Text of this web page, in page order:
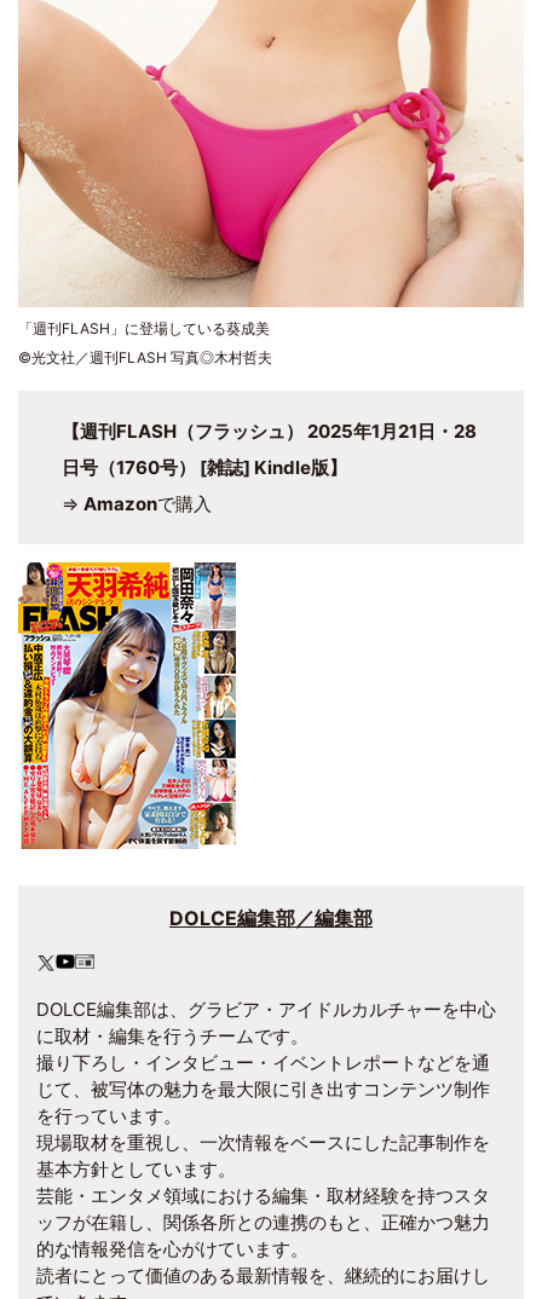
「週刊FLASH」に登場している葵成美
©光文社／週刊FLASH 写真◎木村哲夫
【週刊FLASH（フラッシュ） 2025年1月21日・28
日号（1760号） [雑誌] Kindle版】
⇒ Amazonで購入
DOLCE編集部／編集部
DOLCE編集部は、グラビア・アイドルカルチャーを中心
に取材・編集を行うチームです。
撮り下ろし・インタビュー・イベントレポートなどを通
じて、被写体の魅力を最大限に引き出すコンテンツ制作
を行っています。
現場取材を重視し、一次情報をベースにした記事制作を
基本方針としています。
芸能・エンタメ領域における編集・取材経験を持つスタ
ッフが在籍し、関係各所との連携のもと、正確かつ魅力
的な情報発信を心がけています。
読者にとって価値のある最新情報を、継続的にお届けし